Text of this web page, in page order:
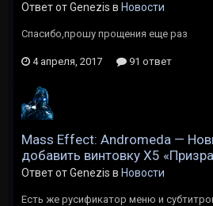
Ответ от Genezis в Новости
Спасибо,прошу прощения еще раз
4 апреля, 2017 91 ответ
Mass Effect: Andromeda —
добавить винтовку X5
Ответ от Genezis в Новости
Есть же русификатор меню и